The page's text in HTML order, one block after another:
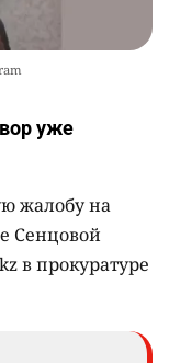
уже
жалобу на
Сенцовой
в прокуратуре